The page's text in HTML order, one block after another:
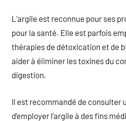
L’argile est reconnue pour ses
pour la santé. Elle est parfois
thérapies de détoxication et de
aider à éliminer les toxines du
digestion.
Il est recommandé de consulter
d’employer l’argile à des fins